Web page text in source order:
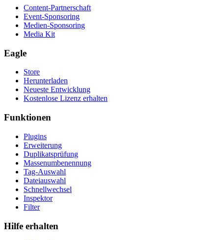
Content-Partnerschaft
Event-Sponsoring
Medien-Sponsoring
Media Kit
Eagle
Store
Herunterladen
Neueste Entwicklung
Kostenlose Lizenz erhalten
Funktionen
Plugins
Erweiterung
Duplikatsprüfung
Massenumbenennung
Tag-Auswahl
Dateiauswahl
Schnellwechsel
Inspektor
Filter
Hilfe erhalten